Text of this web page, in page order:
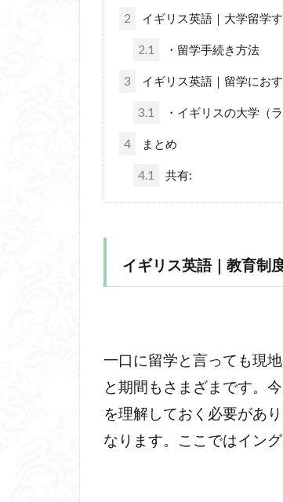
2 イギリス英語｜大学留学
2.1 ・留学手続き方法
3 イギリス英語｜留学にお
3.1 ・イギリスの大学（
4 まとめ
4.1 共有:
イギリス英語｜教育制
一口に留学と言っても現
と期間もさまざまです。
を理解しておく必要があ
なります。ここではイン